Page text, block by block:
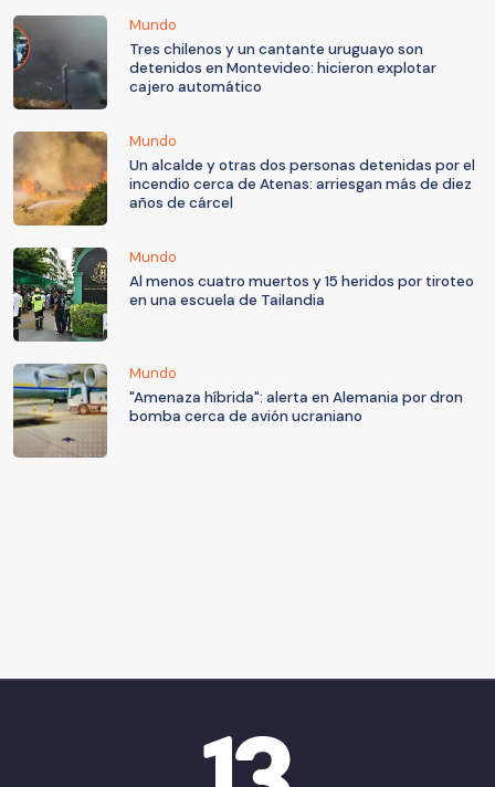
Mundo
Tres chilenos y un cantante uruguayo son
detenidos en Montevideo: hicieron explotar
cajero automático
Mundo
Un alcalde y otras dos personas detenidas por el
incendio cerca de Atenas: arriesgan más de diez
años de cárcel
Mundo
Al menos cuatro muertos y 15 heridos por tiroteo
en una escuela de Tailandia
Mundo
"Amenaza híbrida": alerta en Alemania por dron
bomba cerca de avión ucraniano